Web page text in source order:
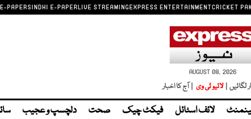
PAPERSINDHI E-PAPERLIVE STREAMINGEXPRESS ENTERTAINMENTCRICKET
AUGUST 08, 2026
لگائیں | لائیو ٹی وی | آج کا اخبار
لائف اسٹائل فیکٹ چیک صحت دلچسپ و عجیب